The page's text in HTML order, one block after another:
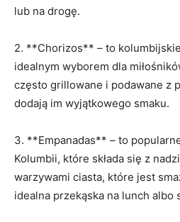
lub na drogę.
2. **Chorizos** – to
idealnym ‌wyborem dla
często grillowane i podawane z⁤
dodają im wyjątkowego smaku.
3. ‌**Empanadas** – to
Kolumbii, które składa się z
warzywami ciasta, które jest
idealna przekąska na lunch albo